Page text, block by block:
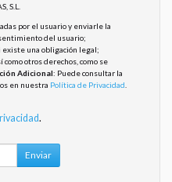
S.L.
por el usuario y enviarle la
del usuario;
existe una obligación legal;
otros derechos, como se
Adicional: Puede consultar la
en nuestra Política de Privacidad
.
Enviar